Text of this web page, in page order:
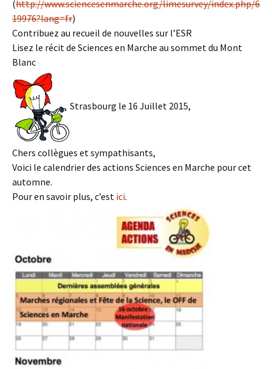
(http://www.sciencesenmarche.org/limesurvey/index.php/6
19976?lang=fr)
Contribuez au recueil de nouvelles sur l’ESR
Lisez le récit de Sciences en Marche au sommet du Mont
Blanc
Strasbourg le 16 Juillet 2015,
Chers collègues et sympathisants,
Voici le calendrier des actions Sciences en Marche pour cet
automne.
Pour en savoir plus, c’est ici.